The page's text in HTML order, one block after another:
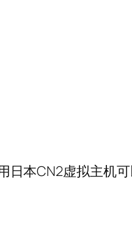
本CN2虚拟主机